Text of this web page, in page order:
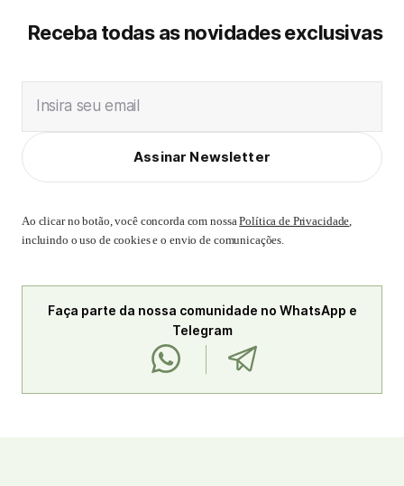
Receba todas as novidades exclusivas
Insira seu email
Assinar Newsletter
Ao clicar no botão, você concorda com nossaPolítica de Privacidade,
incluindo o uso de cookies e o envio de comunicações.
Faça parte da nossa comunidade no WhatsApp e
Telegram